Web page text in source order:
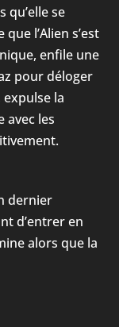
qu’elle se
l’Alien s’est
enfile une
pour déloger
expulse la
avec les
dernier
d’entrer en
alors que la